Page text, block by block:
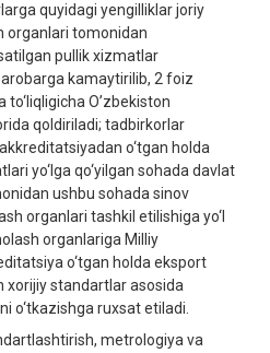
quyidagi yengilliklar joriy
organlari tomonidan
pullik xizmatlar
kamaytirilib, 2 foiz
O’zbekiston
qoldiriladi; tadbirkorlar
o‘tgan holda
yo‘lga qo‘yilgan sohada davlat
ushbu sohada sinov
organlari tashkil etilishiga yo‘l
organlariga Milliy
o‘tgan holda eksport
xorijiy standartlar asosida
o‘tkazishga ruxsat etiladi.
metrologiya va